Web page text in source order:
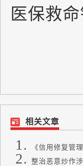
医保救命
相关文章
《信用修复管
整治恶意炒作